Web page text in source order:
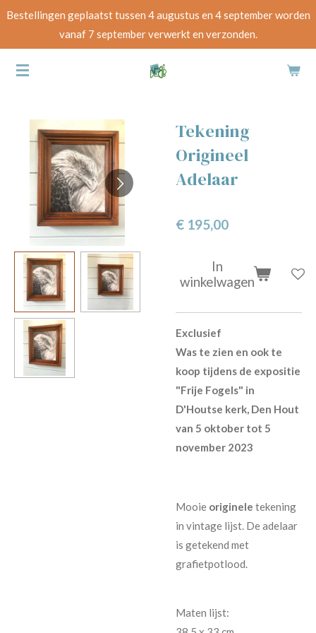
Ga
de
Bestellingen geplaatst tussen 4 augustus en 4 september worden
vanaf 7 september verwerkt en verzonden.
Tekening
Origineel
Adelaar
€ 195,00
In
winkelwagen
Exclusief
Was te zien en ook te
koop tijdens de expositie
"Frije Fogels" in
D'Houtse kerk, Den Hout
van 5 oktober tot 5
november 2023
Mooie originele tekening
in vintage lijst. De adelaar
is getekend met
grafietpotlood.
Maten lijst: